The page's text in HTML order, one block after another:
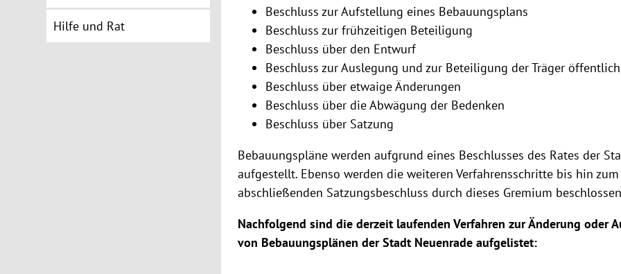
Hilfe und Rat
Beschluss zur Aufstellung eines Bebauungsplans
Beschluss zur frühzeitigen Beteiligung
Beschluss über den Entwurf
Beschluss zur Auslegung und zur Beteiligung der Träger
Beschluss über etwaige Änderungen
Beschluss über die Abwägung der Bedenken
Beschluss über Satzung
Bebauungspläne werden aufgrund eines Beschlusses des Rates der
aufgestellt. Ebenso werden die weiteren Verfahrensschritte bis hin zum
abschließenden Satzungsbeschluss durch dieses Gremium
Nachfolgend sind die derzeit laufenden Verfahren zur Änderung oder
von Bebauungsplänen der Stadt Neuenrade aufgelistet: